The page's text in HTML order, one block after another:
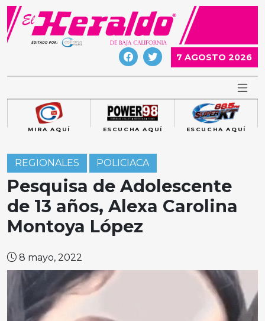
Skip
content
7 AGOSTO 2026
MIRA AQUÍ ESCUCHA AQUÍ ESCUCHA AQUÍ
REGIONALES POLICIACA
Pesquisa de Adolescente
de 13 años, Alexa Carolina
Montoya López
8 mayo, 2022